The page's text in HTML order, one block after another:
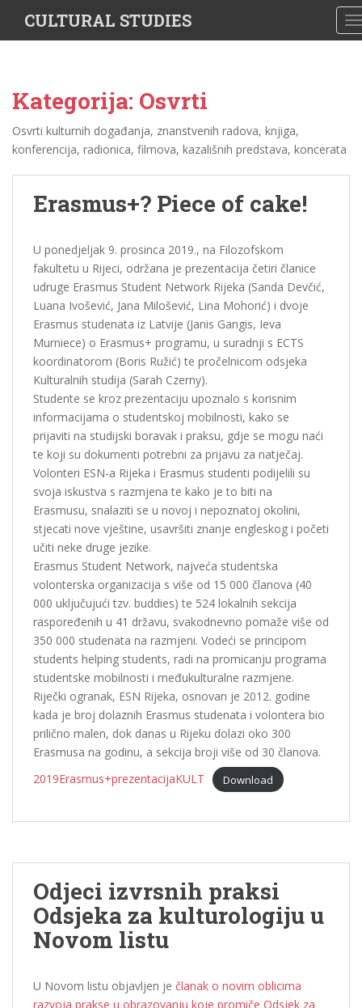
i
CULTURAL STUDIES
Kategorija: Osvrti
Osvrti kulturnih događanja, znanstvenih radova, knjiga,
konferencija, radionica, filmova, kazališnih predstava, koncerata
Erasmus+? Piece of cake!
U ponedjeljak 9. prosinca 2019., na Filozofskom
fakultetu u Rijeci, održana je prezentacija četiri članice
udruge Erasmus Student Network Rijeka (Sanda Devčić,
Luana Ivošević, Jana Milošević, Lina Mohorić) i dvoje
Erasmus studenata iz Latvije (Janis Gangis, Ieva
Murniece) o Erasmus+ programu, u suradnji s ECTS
koordinatorom (Boris Ružić) te pročelnicom odsjeka
Kulturalnih studija (Sarah Czerny).
Studente se kroz prezentaciju upoznalo s korisnim
informacijama o studentskoj mobilnosti, kako se
prijaviti na studijski boravak i praksu, gdje se mogu naći
te koji su dokumenti potrebni za prijavu za natječaj.
Volonteri ESN-a Rijeka i Erasmus studenti podijelili su
svoja iskustva s razmjena te kako je to biti na
Erasmusu, snalaziti se u novoj i nepoznatoj okolini,
stjecati nove vještine, usavršiti znanje engleskog i početi
učiti neke druge jezike.
Erasmus Student Network, najveća studentska
volonterska organizacija s više od 15 000 članova (40
000 uključujući tzv. buddies) te 524 lokalnih sekcija
raspoređenih u 41 državu, svakodnevno pomaže više od
350 000 studenata na razmjeni. Vodeći se principom
students helping students, radi na promicanju programa
studentske mobilnosti i međukulturalne razmjene.
Riječki ogranak, ESN Rijeka, osnovan je 2012. godine
kada je broj dolaznih Erasmus studenata i volontera bio
prilično malen, dok danas u Rijeku dolazi oko 300
Erasmusa na godinu, a sekcija broji više od 30 članova.
2019Erasmus+prezentacijaKULT
Download
Odjeci izvrsnih praksi
Odsjeka za kulturologiju u
Novom listu
U Novom listu objavljen je članak o novim oblicima
razvoja prakse u obrazovanju koje promiče Odsjek za